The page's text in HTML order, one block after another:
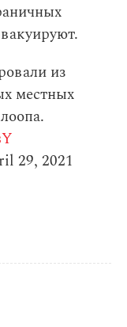
из
местных
29, 2021